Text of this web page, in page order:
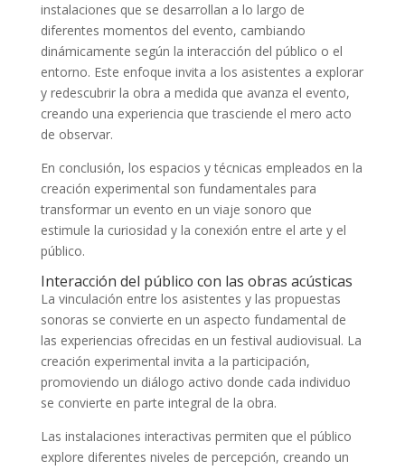
instalaciones que se desarrollan a lo largo de
diferentes momentos del evento, cambiando
dinámicamente según la interacción del público o el
entorno. Este enfoque invita a los asistentes a explorar
y redescubrir la obra a medida que avanza el evento,
creando una experiencia que trasciende el mero acto
de observar.
En conclusión, los espacios y técnicas empleados en la
creación experimental son fundamentales para
transformar un evento en un viaje sonoro que
estimule la curiosidad y la conexión entre el arte y el
público.
Interacción del público con las obras acústicas
La vinculación entre los asistentes y las propuestas
sonoras se convierte en un aspecto fundamental de
las experiencias ofrecidas en un festival audiovisual. La
creación experimental invita a la participación,
promoviendo un diálogo activo donde cada individuo
se convierte en parte integral de la obra.
Las instalaciones interactivas permiten que el público
explore diferentes niveles de percepción, creando un